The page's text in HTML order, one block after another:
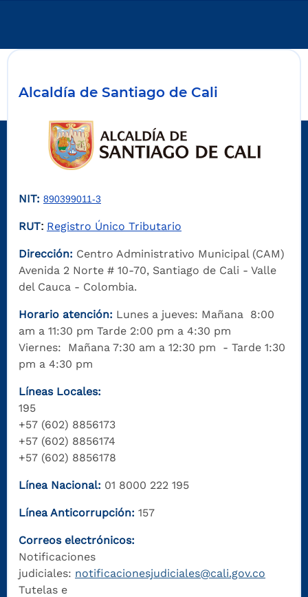
Alcaldía de Santiago de Cali
NIT: 890399011-3
RUT: Registro Único Tributario
Dirección: Centro Administrativo Municipal (CAM)
Avenida 2 Norte # 10-70, Santiago de Cali - Valle
del Cauca - Colombia.
Horario atención: Lunes a jueves: Mañana 8:00
am a 11:30 pm Tarde 2:00 pm a 4:30 pm
Viernes: Mañana 7:30 am a 12:30 pm - Tarde 1:30
pm a 4:30 pm
Líneas Locales:
195
+57 (602) 8856173
+57 (602) 8856174
+57 (602) 8856178
Línea Nacional: 01 8000 222 195
Línea Anticorrupción: 157
Correos electrónicos:
Notificaciones
judiciales: notificacionesjudiciales@cali.gov.co
Tutelas e